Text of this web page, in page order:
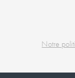
Notre
unit